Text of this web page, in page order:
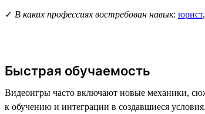
✓ В каких профессиях востребован навык: юрист,
Быстрая обучаемость
Видеоигры часто включают новые механики,
к обучению и интеграции в создавшиеся условия.